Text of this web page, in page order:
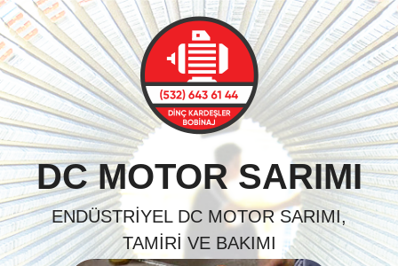
Skip
to
content
DC MOTOR SARIMI
ENDÜSTRIYEL DC MOTOR SARIMI,
TAMIRI VE BAKIMI